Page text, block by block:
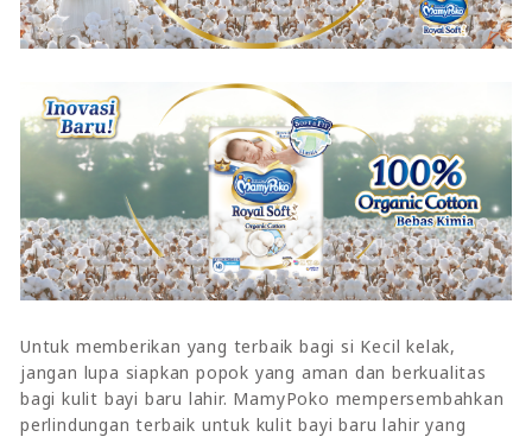
Untuk memberikan yang terbaik bagi si Kecil kelak,
jangan lupa siapkan popok yang aman dan berkualitas
bagi kulit bayi baru lahir. MamyPoko mempersembahkan
perlindungan terbaik untuk kulit bayi baru lahir yang